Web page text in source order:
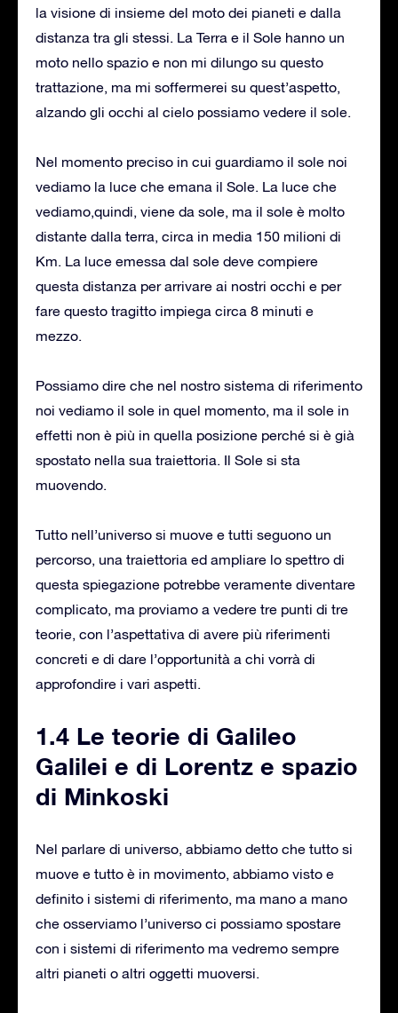
la visione di insieme del moto dei pianeti e dalla
distanza tra gli stessi. La Terra e il Sole hanno un
moto nello spazio e non mi dilungo su questo
trattazione, ma mi soffermerei su quest’aspetto,
alzando gli occhi al cielo possiamo vedere il sole.
Nel momento preciso in cui guardiamo il sole noi
vediamo la luce che emana il Sole. La luce che
vediamo,quindi, viene da sole, ma il sole è molto
distante dalla terra, circa in media 150 milioni di
Km. La luce emessa dal sole deve compiere
questa distanza per arrivare ai nostri occhi e per
fare questo tragitto impiega circa 8 minuti e
mezzo.
Possiamo dire che nel nostro sistema di riferimento
noi vediamo il sole in quel momento, ma il sole in
effetti non è più in quella posizione perché si è già
spostato nella sua traiettoria. Il Sole si sta
muovendo.
Tutto nell’universo si muove e tutti seguono un
percorso, una traiettoria ed ampliare lo spettro di
questa spiegazione potrebbe veramente diventare
complicato, ma proviamo a vedere tre punti di tre
teorie, con l’aspettativa di avere più riferimenti
concreti e di dare l’opportunità a chi vorrà di
approfondire i vari aspetti.
1.4 Le teorie di Galileo
Galilei e di Lorentz e spazio
di Minkoski
Nel parlare di universo, abbiamo detto che tutto si
muove e tutto è in movimento, abbiamo visto e
definito i sistemi di riferimento, ma mano a mano
che osserviamo l’universo ci possiamo spostare
con i sistemi di riferimento ma vedremo sempre
altri pianeti o altri oggetti muoversi.